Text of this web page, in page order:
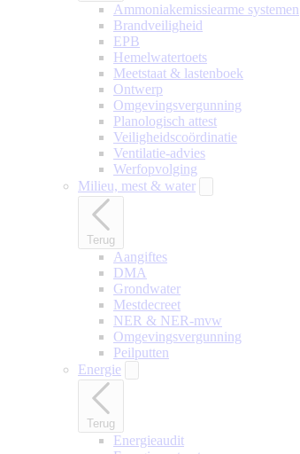
Ammoniakemissiearme systemen
Brandveiligheid
EPB
Hemelwatertoets
Meetstaat & lastenboek
Ontwerp
Omgevingsvergunning
Planologisch attest
Veiligheidscoördinatie
Ventilatie-advies
Werfopvolging
Milieu, mest & water
Terug
Aangiftes
DMA
Grondwater
Mestdecreet
NER & NER-mvw
Omgevingsvergunning
Peilputten
Energie
Terug
Energieaudit